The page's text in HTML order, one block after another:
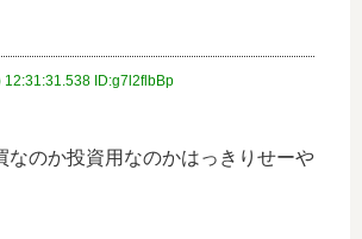
12:31:31.538 ID:g7l2flbBp
なのか投資用なのかはっきりせーや